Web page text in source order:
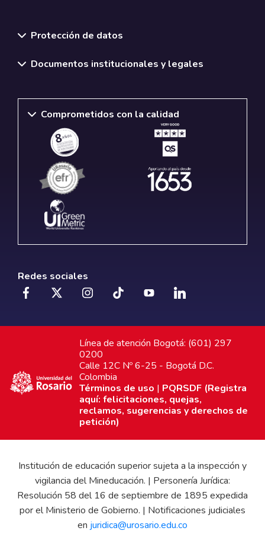
Protección de datos
Documentos institucionales y legales
Comprometidos con la calidad
Redes sociales
Línea de atención Bogotá: (601) 297
0200
Calle 12C Nº 6-25 - Bogotá D.C.
Colombia
Términos de uso | PQRSDF (Registra
aquí: felicitaciones, quejas,
reclamos, sugerencias y derechos de
petición)
Institución de educación superior sujeta a la inspección y
vigilancia del Mineducación. | Personería Jurídica:
Resolución 58 del 16 de septiembre de 1895 expedida
por el Ministerio de Gobierno. | Notificaciones judiciales
en juridica@urosario.edu.co